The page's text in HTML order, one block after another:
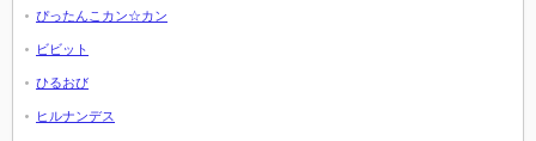
ぴったんこカン☆カン
ビビット
ひるおび
ヒルナンデス